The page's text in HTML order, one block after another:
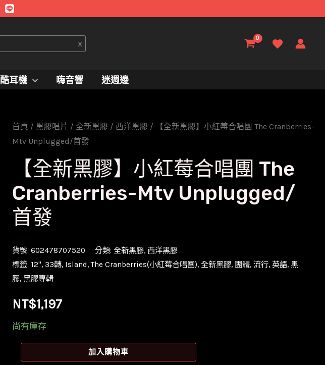
x
酷耳機 嗨音響 迷週邊
首頁 / 黑膠唱片 / 全新黑膠 / 西洋黑膠 / 【全新黑膠】小紅莓合唱團 The Cranberries-
Mtv Unplugged/首發
【全新黑膠】小紅莓合唱團 The
Cranberries-Mtv Unplugged/
首發
貨號:602478707520 分類:全新黑膠,西洋黑膠
標籤: 12'',33轉, Island,The Cranberries(小紅莓合唱團),全新黑膠, 團體,流行,英語,黑
膠,黑膠專輯
NT$1,197
尚有庫存
加入購物車